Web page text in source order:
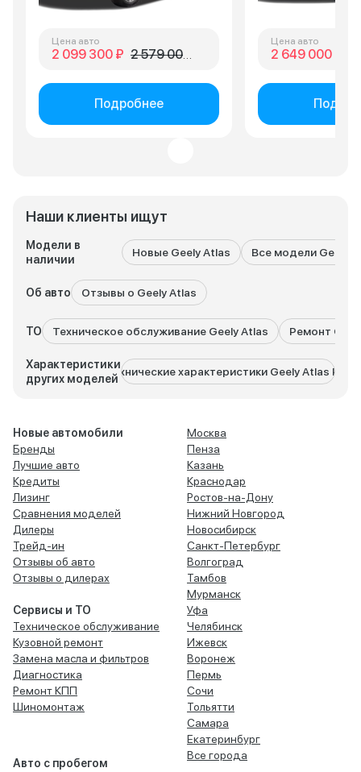
Наши клиенты ищут
Модели в
наличии
Новые Geely Atlas Все модели Geely
Об авто Отзывы о Geely Atlas
ТО Техническое обслуживание Geely Atlas Ремонт
Характеристики
других моделей
Технические характеристики Geely Atlas Pro
Цена авто
2 099 300 ₽ 2 579 000 ₽
Подробнее
Цена авто
2 649 000 ₽
Новые автомобили
Бренды
Лучшие авто
Кредиты
Лизинг
Сравнения моделей
Дилеры
Трейд-ин
Отзывы об авто
Отзывы о дилерах
Сервисы и ТО
Техническое обслуживание
Кузовной ремонт
Замена масла и фильтров
Диагностика
Ремонт КПП
Шиномонтаж
Авто с пробегом
Москва
Пенза
Казань
Краснодар
Ростов-на-Дону
Нижний Новгород
Новосибирск
Санкт-Петербург
Волгоград
Тамбов
Мурманск
Уфа
Челябинск
Ижевск
Воронеж
Пермь
Сочи
Тольятти
Самара
Екатеринбург
Все города